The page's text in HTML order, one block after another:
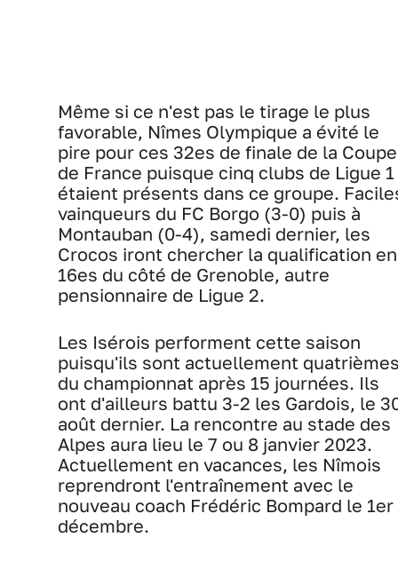
Même si ce n'est pas le tirage le plus
favorable, Nîmes Olympique a évité le
pire pour ces 32es de finale de la Coupe
de France puisque cinq clubs de Ligue 1
étaient présents dans ce groupe.
vainqueurs du FC Borgo (3-0) puis à
Montauban (0-4), samedi dernier, les
Crocos iront chercher la qualification en
16es du côté de Grenoble, autre
pensionnaire de Ligue 2.
Les Isérois performent cette saison
puisqu'ils sont actuellement
du championnat après 15 journées. Ils
ont d'ailleurs battu 3-2 les Gardois, le
août dernier. La rencontre au stade des
Alpes aura lieu le 7 ou 8 janvier 2023.
Actuellement en vacances, les Nîmois
reprendront l'entraînement avec le
nouveau coach Frédéric Bompard le 1er
décembre.